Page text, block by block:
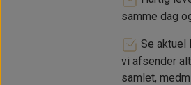
samme dag
Se aktuel
vi afsender
samlet,